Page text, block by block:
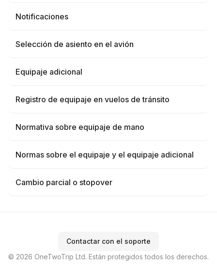
Notificaciones
Selección de asiento en el avión
Equipaje adicional
Registro de equipaje en vuelos de tránsito
Normativa sobre equipaje de mano
Normas sobre el equipaje y el equipaje adicional
Cambio parcial o stopover
Contactar con el soporte
© 2026 OneTwoTrip Ltd. Están protegidos todos los derechos.